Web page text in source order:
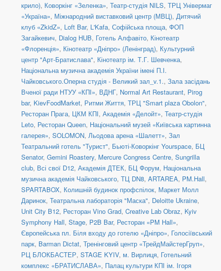
крило), Коворкінг «Зеленка», Театр-студія NILS, ТРЦ Універмаг
«Україна», Міжнародний виставковий центр (МВЦ), Дитячий
клуб «ZkidZ», Loft Bar, L'Kafa, Софійська площа, ФОП
Загайкевич, Dialog HUB, Готель Алфавіто, Кінотеатр
«Флоренція», Кінотеатр «Дніпро» (Ленінград), Культурний
центр "Арт-Братислава", Кінотеатр ім. Т.Г. Шевченка,
Національна музична академія України імені П.І.
Чайковського.Оперна студія - Великий зал_v.1., Зала засідань
Вченої ради НТУУ «КПІ», ВДНГ, Normal Art Restaurant, Pirog
bar, KievFoodMarket, Ритми Життя, ТРЦ "Smart plaza Obolon",
Ресторан Прага, ЦКМ КПІ, Академія «Делойт», Театр-студія
Leto, Ресторан Queen, Національний музей «Київська картинна
галерея», SOLOMON, Льодова арена «Шалетт», Зал
Театральний готель "Турист", Бьюті-Коворкінг Yourspace, БЦ
Senator, Gemini Roastery, Mercure Congress Centre, Sungrilla
club, Всі свої D12, Академія ДТЕК, БЦ Форум, Національна
музична академія Чайковського, ТЦ DN8, ARTAREA, PM.Hall,
SPARTABOX, Колишній будинок профспілок, Маркет Молл
Даринок, Театральна лабораторія "Маска", Deloitte Ukraine,
Unit City B12, Ресторан Vino Grad, Creative Lab Obraz, Kyiv
Symphony Hall, Stage, P2B Bar, Ресторан «PM Hall»,
Європейська пл. Біля входу до готелю «Дніпро», Голосіївський
парк, Barman Dictat, Тренінговий центр «ТрейдМайстерГруп»,
РЦ БЛОКБАСТЕР, STAGE KYIV, м. Вирлиця, Готельний
комплекс «БРАТИСЛАВА», Палац культури КПІ ім. Ігоря